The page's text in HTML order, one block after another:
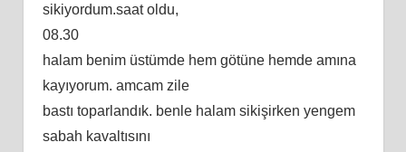
sikiyordum.saat oldu,
08.30
halam benim üstümde hem götüne hemde amına
kayıyorum. amcam zile
bastı toparlandık. benle halam sikişirken yengem
sabah kavaltısını